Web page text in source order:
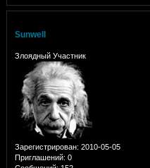
Sunwell
Злоядный Участник
Зарегистрирован: 2010-05-05
Приглашений: 0